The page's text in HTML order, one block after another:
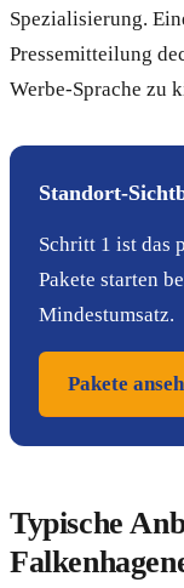
Spezialisierung.
Pressemitteilung
Werbe-Sprache zu
Standort-
Schritt 1 ist das
Pakete starten
Mindestumsatz.
Pakete
Typische